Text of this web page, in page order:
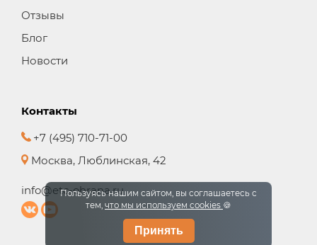
Отзывы
Блог
Новости
Контакты
+7 (495) 710-71-00
Москва, Люблинская, 42
info@etc-ohrana.ru
Пользуясь нашим сайтом, вы соглашаетесь с
тем, что мы используем cookies 🍪
Принять